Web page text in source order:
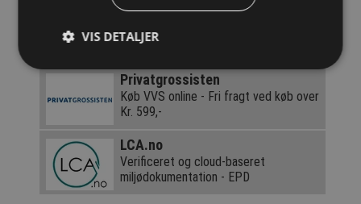
Få navn og logo her!
Denne annonce vises over 200.000
gange årligt
Privatgrossisten
Køb VVS online - Fri fragt ved køb over
Kr. 599,-
LCA.no
Verificeret og cloud-baseret
miljødokumentation - EPD
VIS DETALJER